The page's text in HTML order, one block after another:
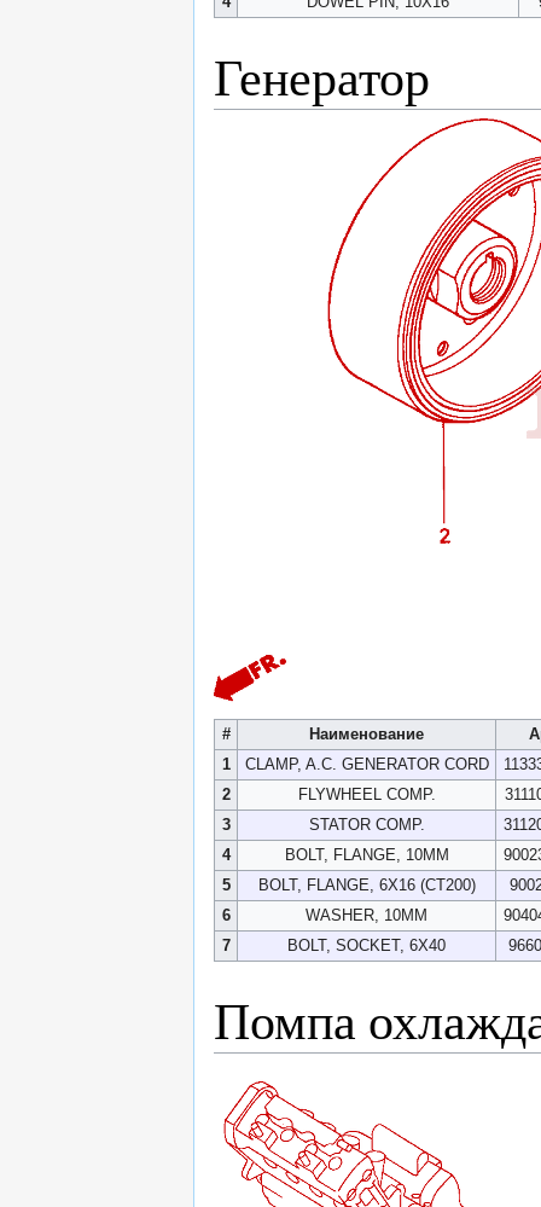
Генератор
# Наименование
1
CLAMP, A.C. GENERATOR CORD
2
FLYWHEEL COMP.
3
STATOR COMP.
4
BOLT, FLANGE, 10MM
5
BOLT, FLANGE, 6X16 (CT200)
6
WASHER, 10MM
7
BOLT, SOCKET, 6X40
Помпа